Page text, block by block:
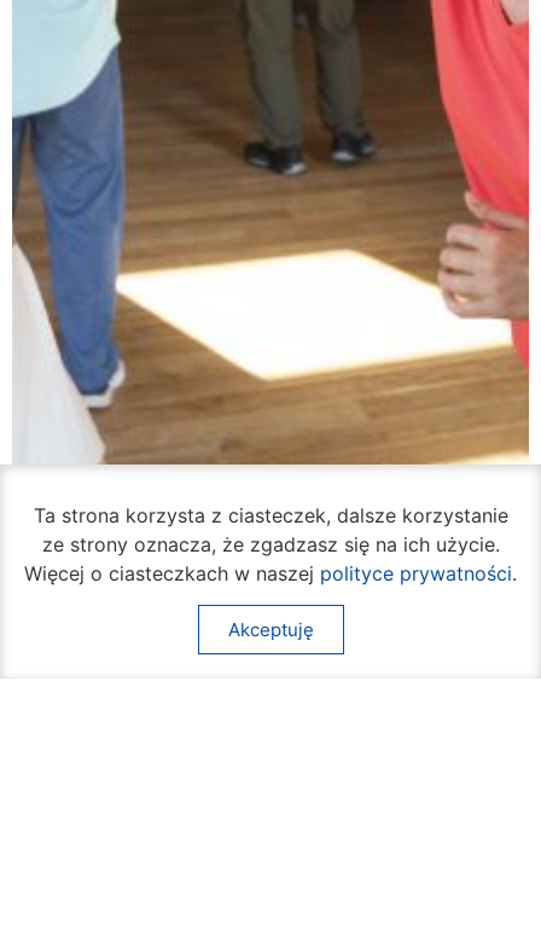
Ruszył cykl bezpłatnych warsztatów
samoobrony dla mieszkanek Radomia
Ta strona korzysta z ciasteczek, dalsze korzystanie
ze strony oznacza, że zgadzasz się na ich użycie.
Więcej o ciasteczkach w naszej polityce prywatności.
Akceptuję